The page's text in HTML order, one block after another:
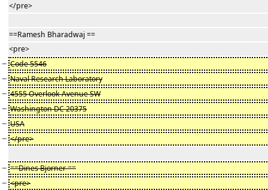
</pre>
==Ramesh Bharadwaj ==
<pre>
− Code 5546
− Naval Research Laboratory
− 4555 Overlook Avenue SW
− Washington DC 20375
− USA
− </pre>
− ==Dines Bjorner ==
− <pre>